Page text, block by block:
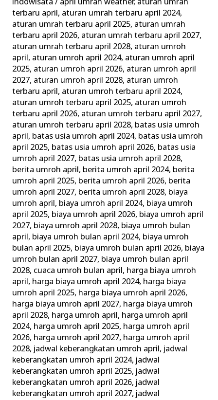
indowisata/ april umrah weather, aturan umrah
terbaru april, aturan umrah terbaru april 2024,
aturan umrah terbaru april 2025, aturan umrah
terbaru april 2026, aturan umrah terbaru april 2027,
aturan umrah terbaru april 2028, aturan umroh
april, aturan umroh april 2024, aturan umroh april
2025, aturan umroh april 2026, aturan umroh april
2027, aturan umroh april 2028, aturan umroh
terbaru april, aturan umroh terbaru april 2024,
aturan umroh terbaru april 2025, aturan umroh
terbaru april 2026, aturan umroh terbaru april 2027,
aturan umroh terbaru april 2028, batas usia umroh
april, batas usia umroh april 2024, batas usia umroh
april 2025, batas usia umroh april 2026, batas usia
umroh april 2027, batas usia umroh april 2028,
berita umroh april, berita umroh april 2024, berita
umroh april 2025, berita umroh april 2026, berita
umroh april 2027, berita umroh april 2028, biaya
umroh april, biaya umroh april 2024, biaya umroh
april 2025, biaya umroh april 2026, biaya umroh april
2027, biaya umroh april 2028, biaya umroh bulan
april, biaya umroh bulan april 2024, biaya umroh
bulan april 2025, biaya umroh bulan april 2026, biaya
umroh bulan april 2027, biaya umroh bulan april
2028, cuaca umroh bulan april, harga biaya umroh
april, harga biaya umroh april 2024, harga biaya
umroh april 2025, harga biaya umroh april 2026,
harga biaya umroh april 2027, harga biaya umroh
april 2028, harga umroh april, harga umroh april
2024, harga umroh april 2025, harga umroh april
2026, harga umroh april 2027, harga umroh april
2028, jadwal keberangkatan umroh april, jadwal
keberangkatan umroh april 2024, jadwal
keberangkatan umroh april 2025, jadwal
keberangkatan umroh april 2026, jadwal
keberangkatan umroh april 2027, jadwal
Wajib
dan
Tips
Memilih
Agen
Travel
Terbaik